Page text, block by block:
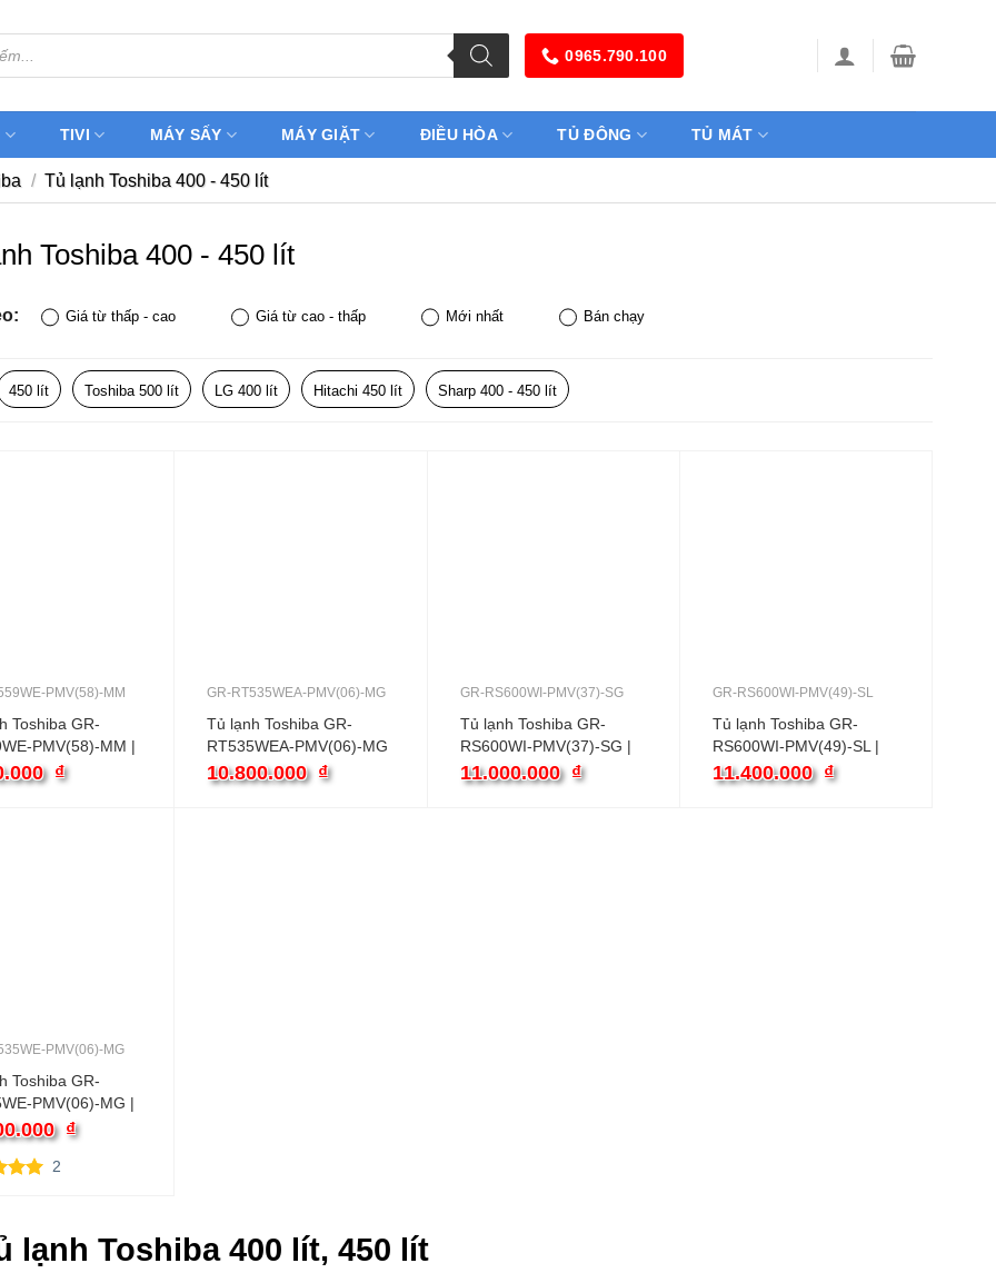
0965.790.100
TIVI MÁY SẤY MÁY GIẶT ĐIỀU HÒA TỦ ĐÔNG TỦ MÁT
/ Tủ lạnh Toshiba 400 - 450 lít
Toshiba 400 - 450 lít
Giá từ thấp - cao Giá từ cao - thấp Mới nhất Bán chạy
450 lít Toshiba 500 lít LG 400 lít Hitachi 450 lít Sharp 400 - 450 lít
PMV(58)-MM
Toshiba GR-
PMV(58)-MM |
₫
GR-RT535WEA-PMV(06)-MG
Tủ lạnh Toshiba GR-
RT535WEA-PMV(06)-MG
| 409L 2 cánh inverter
10.800.000 ₫
GR-RS600WI-PMV(37)-SG
Tủ lạnh Toshiba GR-
RS600WI-PMV(37)-SG |
460L 2 cánh inverter
11.000.000 ₫
GR-RS600WI-PMV(49)-SL
Tủ lạnh Toshiba GR-
RS600WI-PMV(49)-SL |
460L 2 cánh inverter
11.400.000 ₫
PMV(06)-MG
Toshiba GR-
PMV(06)-MG |
cánh inverter
₫
2
lạnh Toshiba 400 lít, 450 lít